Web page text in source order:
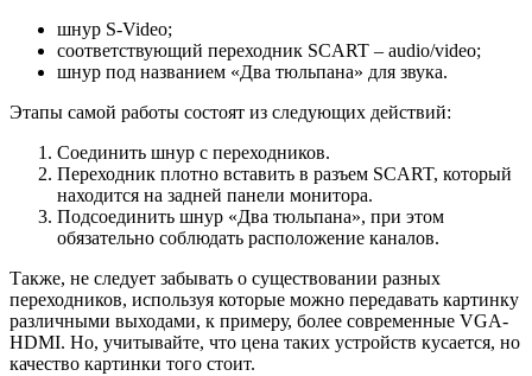
шнур S-Video;
соответствующий переходник SCART – audio/video;
шнур под названием «Два тюльпана» для звука.
Этапы самой работы состоят из следующих действий:
Соединить шнур с переходников.
Переходник плотно вставить в разъем SCART, который
находится на задней панели монитора.
Подсоединить шнур «Два тюльпана», при этом
обязательно соблюдать расположение каналов.
Также, не следует забывать о существовании разных
переходников, используя которые можно передавать картинку
различными выходами, к примеру, более современные VGA-
HDMI. Но, учитывайте, что цена таких устройств кусается, но
качество картинки того стоит.